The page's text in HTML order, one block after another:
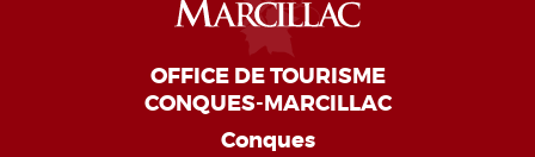
OFFICE DE TOURISME
CONQUES-MARCILLAC
Conques